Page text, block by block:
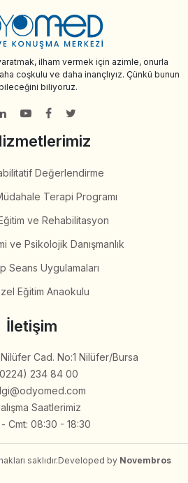
ilham vermek için azimle, onurla
coşkulu ve daha inançlıyız. Çünkü bunun
biliyoruz.
Değerlendirme
Terapi Programı
ve Rehabilitasyon
ve Psikolojik Danışmanlık
Seans Uygulamaları
Eğitim Anaokulu
İletişim
Cad. No:1 Nilüfer/Bursa
234 84 00
Saatlerimiz
Cmt: 08:30 - 18:30
saklıdır.Developed by Novembros